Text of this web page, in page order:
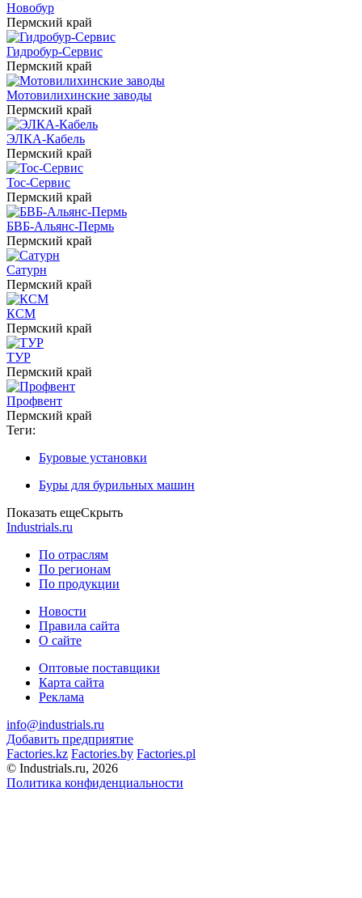
Новобур
Пермский край
Гидробур-Сервис
Пермский край
Мотовилихинские заводы
Пермский край
ЭЛКА-Кабель
Пермский край
Тос-Сервис
Пермский край
БВБ-Альянс-Пермь
Пермский край
Сатурн
Пермский край
КСМ
Пермский край
ТУР
Пермский край
Профвент
Пермский край
Теги:
Буровые установки
Буры для бурильных машин
Показать ещеСкрыть
Industrials.ru
По отраслям
По регионам
По продукции
Новости
Правила сайта
О сайте
Оптовые поставщики
Карта сайта
Реклама
info@industrials.ru
Добавить предприятие
Factories.kz Factories.by Factories.pl
© Industrials.ru, 2026
Политика конфиденциальности